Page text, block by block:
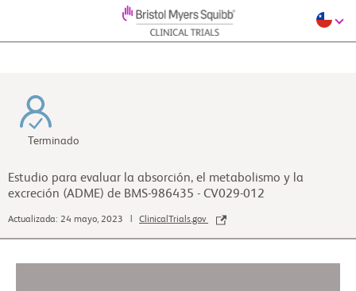
Terminado
Estudio para evaluar la absorción, el metabolismo y la
excreción (ADME) de BMS-986435 - CV029-012
Actualizada: 24 mayo, 2023 | ClinicalTrials.gov